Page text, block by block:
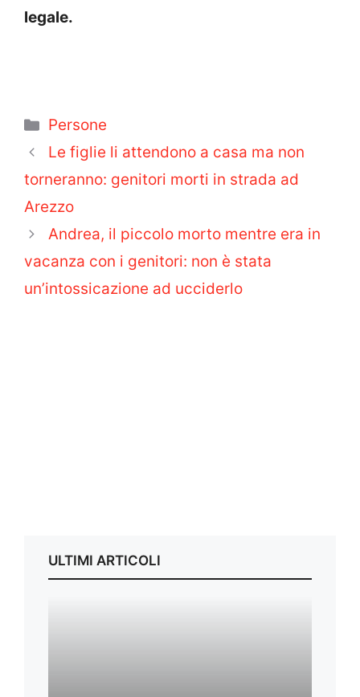
legale.
Categorie
Persone
Le figlie li attendono a casa ma non
torneranno: genitori morti in strada ad
Arezzo
Andrea, il piccolo morto mentre era in
vacanza con i genitori: non è stata
un’intossicazione ad ucciderlo
ULTIMI ARTICOLI